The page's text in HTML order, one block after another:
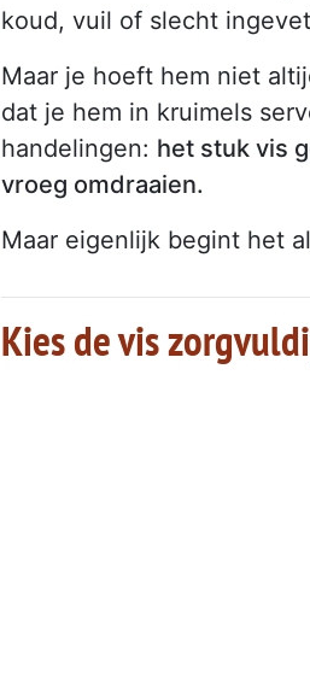
koud, vuil of slecht
Maar je hoeft hem niet
dat je hem in kruimels
handelingen: het stuk vis
vroeg omdraaien.
Maar eigenlijk begint het
Kies de vis